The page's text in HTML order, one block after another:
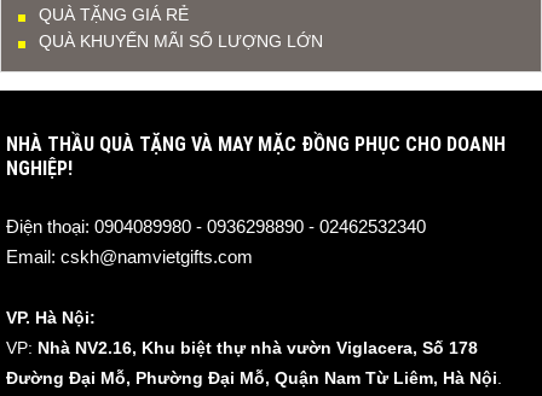
QUÀ TẶNG GIÁ RẺ
QUÀ KHUYẾN MÃI SỐ LƯỢNG LỚN
NHÀ THẦU QUÀ TẶNG VÀ MAY MẶC ĐỒNG PHỤC CHO DOANH
NGHIỆP!
Điện thoại: 0904089980 - 0936298890 - 02462532340
Email: cskh@namvietgifts.com
VP. Hà Nội:
VP: Nhà NV2.16, Khu biệt thự nhà vườn Viglacera, Số 178
Đường Đại Mỗ, Phường Đại Mỗ, Quận Nam Từ Liêm, Hà Nội